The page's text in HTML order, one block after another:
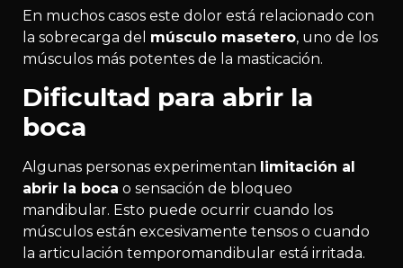
En muchos casos este dolor está relacionado con
la sobrecarga del músculo masetero, uno de los
músculos más potentes de la masticación.
Dificultad para abrir la
boca
Algunas personas experimentan limitación al
abrir la boca o sensación de bloqueo
mandibular. Esto puede ocurrir cuando los
músculos están excesivamente tensos o cuando
la articulación temporomandibular está irritada.